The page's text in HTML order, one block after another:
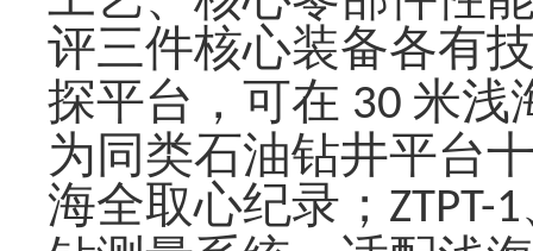
评三件核心装备各有
探平台，可在 30 米浅
为同类石油钻井平台
海全取心纪录； ZTPT-1